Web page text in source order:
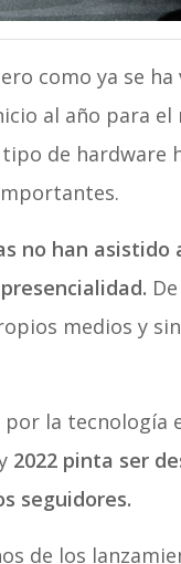
como ya se
al año para
de hardware
no han asistido
medios y
la tecnología
2022 pinta ser
seguidores.
de los